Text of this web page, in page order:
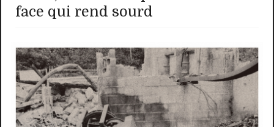
face qui rend sourd